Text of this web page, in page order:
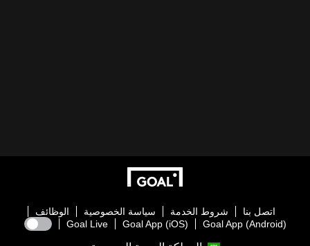
اتصل بنا شروط الخدمة سياسة الخصوصية
الوظائف
Goal App (Android)
Goal App (iOS)
Goal Live